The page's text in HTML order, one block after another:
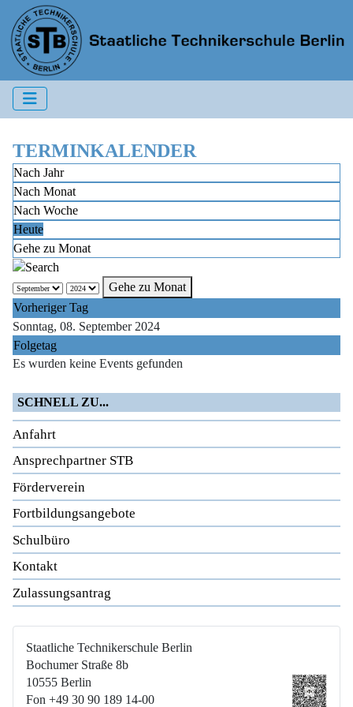
TERMINKALENDER
Nach Jahr
Nach Monat
Nach Woche
Heute
Gehe zu Monat
Gehe zu Monat
Vorheriger Tag
Sonntag, 08. September 2024
Folgetag
Es wurden keine Events gefunden
SCHNELL ZU...
Anfahrt
Ansprechpartner STB
Förderverein
Fortbildungsangebote
Schulbüro
Kontakt
Zulassungsantrag
Staatliche Technikerschule Berlin
Bochumer Straße 8b
10555 Berlin
Fon +49 30 90 189 14-00